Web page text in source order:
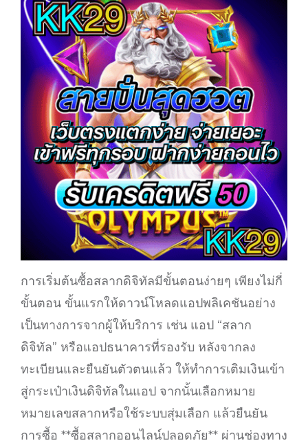
การเริ่มต้นซื้อสลากดิจิทัลมีขั้นตอนง่ายๆ เพียงไม่กี่
ขั้นตอน ขั้นแรกให้ดาวน์โหลดแอปพลิเคชันอย่าง
เป็นทางการจากผู้ให้บริการ เช่น แอป “สลาก
ดิจิทัล” หรือแอปธนาคารที่รองรับ หลังจากลง
ทะเบียนและยืนยันตัวตนแล้ว ให้ทำการเติมเงินเข้า
สู่กระเป๋าเงินดิจิทัลในแอป จากนั้นเลือกหมาย
หมายเลขสลากหรือใช้ระบบสุ่มเลือก แล้วยืนยัน
การซื้อ **ซื้อสลากออนไลน์ปลอดภัย** ผ่านช่องทาง